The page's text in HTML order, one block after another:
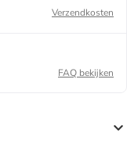
Verzendkosten
FAQ bekijken